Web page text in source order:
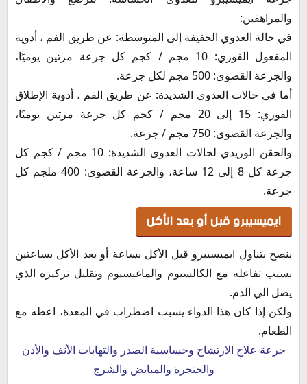
والمراهقين:
في حالة العدوي الخفيفة إلى المتوسطة: عن طريق الفم ، أدوية
المفعول الفوري: 10 مجم / كجم كل جرعة مرتين يوميًا،
والجرعة القصوى: 500 مجم لكل جرعة.
أما في حالات العدوى الشديدة: عن طريق الفم ، أدوية الإطلاق
الفوري: 15 إلى 20 مجم / كجم كل جرعة مرتين يوميًا،
والجرعة القصوى: 750 مجم / جرعة.
والحقن الوريدي لحالات العدوى الشديدة: 10 مجم / كجم كل
جرعة كل 8 إلى 12 ساعة، والجرعة القصوى: 400 ملجم كل
جرعة.
ايميسيبرو قبل أو بعد الأكل
ينصح بتناول ايميسيبرو قبل الأكل بساعة أو بعد الأكل بساعتين
بسبب تفاعله مع الكالسيوم والماغنسيوم وتقليل تركيزه الذي
يصل الي الدم.
ولكن إذا كان هذا الدواء يسبب اضطراب في المعدة، اعطه مع
الطعام.
جرعة علاج الارتشاح وحساسية الصدر والتهابات الأنف والأذن
والحنجرة والمبايض والشرج